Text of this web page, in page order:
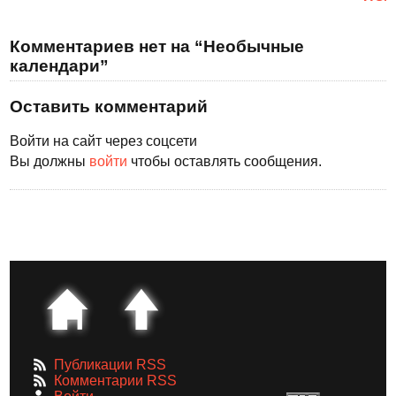
Комментариев нет на “Необычные
календари”
Оставить комментарий
Войти на сайт через соцсети
Вы должны войти чтобы оставлять сообщения.
Публикации RSS
Комментарии RSS